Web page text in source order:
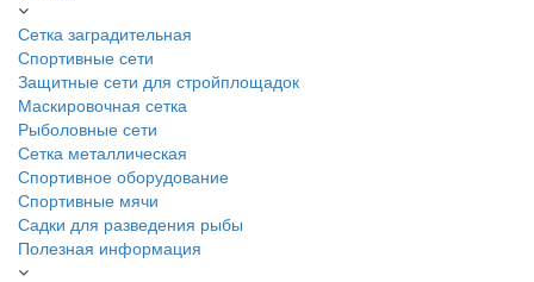
Сетка заградительная
Спортивные сети
Защитные сети для стройплощадок
Маскировочная сетка
Рыболовные сети
Сетка металлическая
Спортивное оборудование
Спортивные мячи
Садки для разведения рыбы
Полезная информация